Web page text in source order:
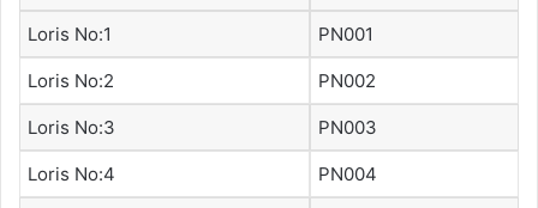
Loris No:1 PN001
Loris No:2 PN002
Loris No:3 PN003
Loris No:4 PN004